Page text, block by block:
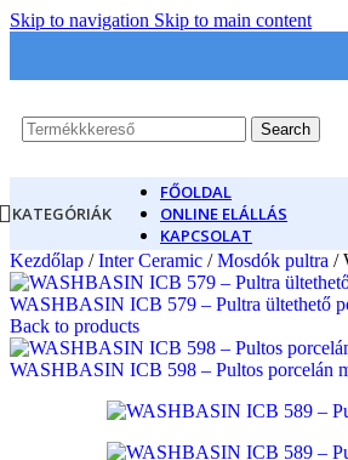
Skip to navigation Skip to main content
Search
KATEGÓRIÁK
FŐOLDAL
ONLINE ELÁLLÁS
KAPCSOLAT
Kezdőlap / Inter Ceramic / Mosdók pultra /
WASHBASIN ICB 579 – Pultra ültethető
Back to products
WASHBASIN ICB 598 – Pultos porcelán